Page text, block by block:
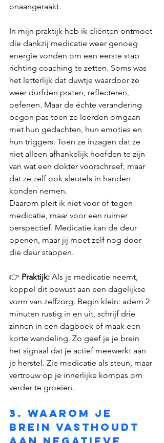
onaangeraakt.
In mijn praktijk heb ik cliënten ontmoet
die dankzij medicatie weer genoeg
energie vonden om een eerste stap
richting coaching te zetten. Soms was
het letterlijk dat duwtje waardoor ze
weer durfden praten, reflecteren,
oefenen. Maar de échte verandering
begon pas toen ze leerden omgaan
met hun gedachten, hun emoties en
hun triggers. Toen ze inzagen dat ze
niet alleen afhankelijk hoefden te zijn
van wat een dokter voorschreef, maar
dat ze zelf ook sleutels in handen
konden nemen.
Daarom pleit ik niet voor of tegen
medicatie, maar voor een ruimer
perspectief. Medicatie kan de deur
openen, maar jij moet zelf nog door
die deur stappen.
👉 Praktijk: Als je medicatie neemt,
koppel dit bewust aan een dagelijkse
vorm van zelfzorg. Begin klein: adem 2
minuten rustig in en uit, schrijf drie
zinnen in een dagboek of maak een
korte wandeling. Zo geef je je brein
het signaal dat je actief meewerkt aan
je herstel. Zie medicatie als steun, maar
vertrouw op je innerlijke kompas om
verder te groeien.
3. Waarom je
brein vasthoudt